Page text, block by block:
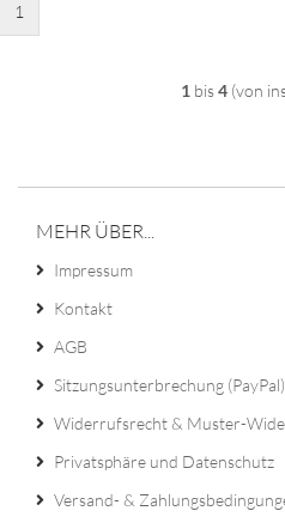
1
1 bis4(von
MEHR ÜBER...
Impressum
Kontakt
AGB
Sitzungsunterbrechung (PayPal)
Widerrufsrecht & Muster-
Privatsphäre und Datenschutz
Versand- &